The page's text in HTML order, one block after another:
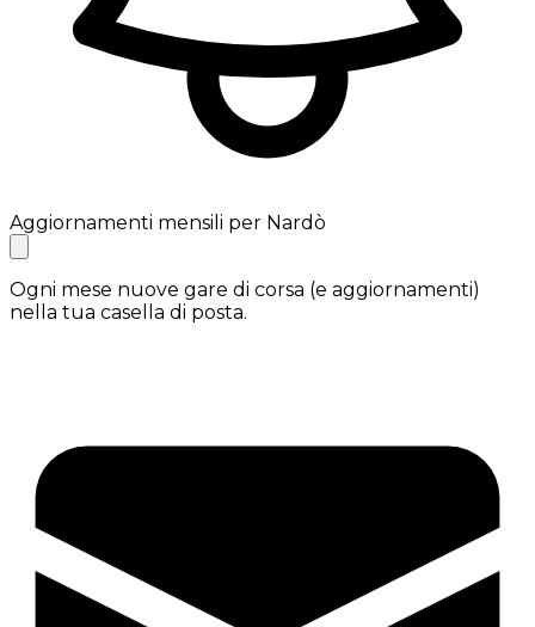
Aggiornamenti mensili per Nardò
Ogni mese nuove gare di corsa (e aggiornamenti)
nella tua casella di posta.